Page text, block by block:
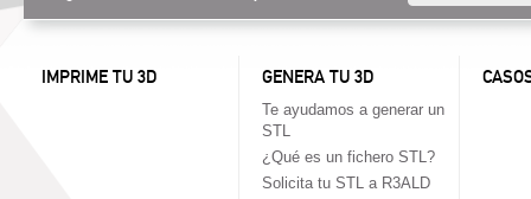
IMPRIME TU 3D GENERA TU 3D
Te ayudamos a generar un
STL
¿Qué es un fichero STL?
Solicita tu STL a R3ALD